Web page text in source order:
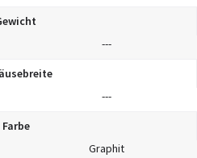
---
---
Farbe
Graphit